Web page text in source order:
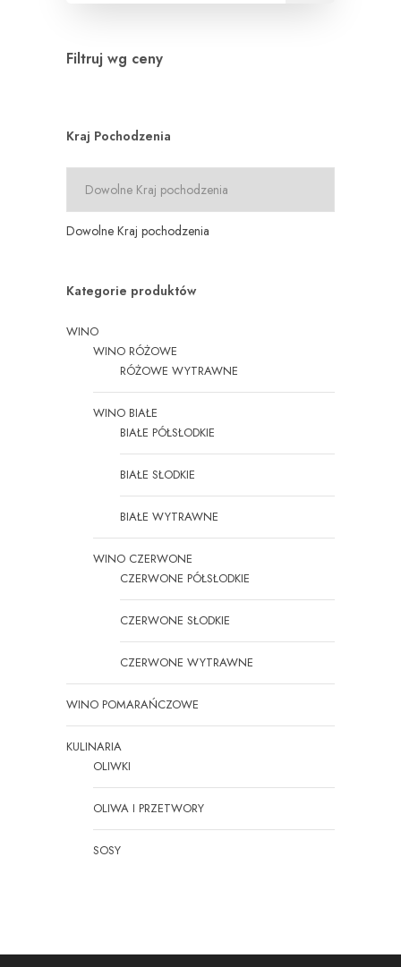
Filtruj wg ceny
Kraj Pochodzenia
Dowolne Kraj pochodzenia
Kategorie produktów
WINO
WINO RÓŻOWE
RÓŻOWE WYTRAWNE
WINO BIAŁE
BIAŁE PÓŁSŁODKIE
BIAŁE SŁODKIE
BIAŁE WYTRAWNE
WINO CZERWONE
CZERWONE PÓŁSŁODKIE
CZERWONE SŁODKIE
CZERWONE WYTRAWNE
WINO POMARAŃCZOWE
KULINARIA
OLIWKI
OLIWA I PRZETWORY
SOSY